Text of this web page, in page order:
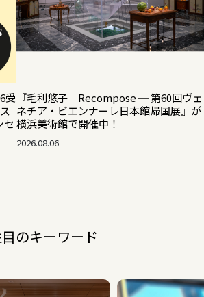
受
セ
『毛利悠子 Recompose ─ 第60回ヴェ
ネチア・ビエンナーレ日本館帰国展』が
横浜美術館で開催中！
2026.08.06
のキーワード